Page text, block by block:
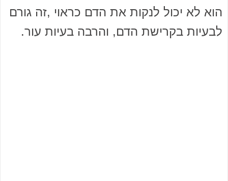
הוא לא יכול לנקות את הדם כראוי ,זה גורם
לבעיות בקרישת הדם, והרבה בעיות עור.